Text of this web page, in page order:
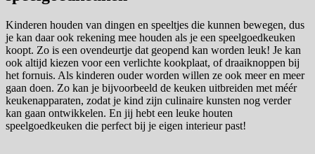
Kinderen houden van dingen en speeltjes die kunnen bewegen, dus
je kan daar ook rekening mee houden als je een speelgoedkeuken
koopt. Zo is een ovendeurtje dat geopend kan worden leuk! Je kan
ook altijd kiezen voor een verlichte kookplaat, of draaiknoppen bij
het fornuis. Als kinderen ouder worden willen ze ook meer en meer
gaan doen. Zo kan je bijvoorbeeld de keuken uitbreiden met méér
keukenapparaten, zodat je kind zijn culinaire kunsten nog verder
kan gaan ontwikkelen. En jij hebt een leuke houten
speelgoedkeuken die perfect bij je eigen interieur past!